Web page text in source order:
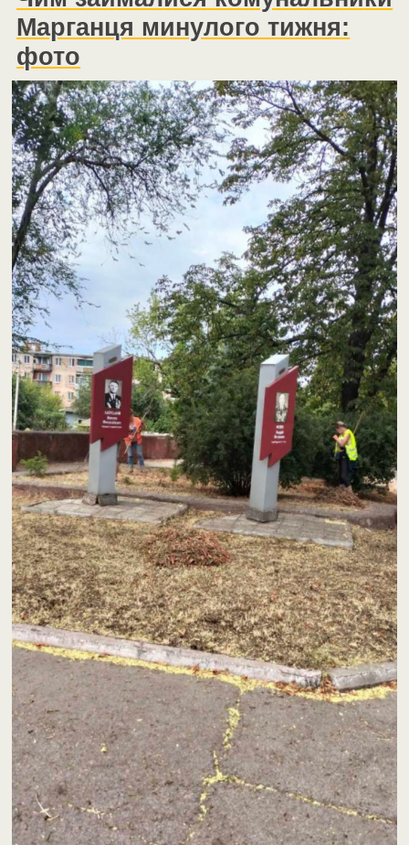
Марганця минулого тижня:
фото